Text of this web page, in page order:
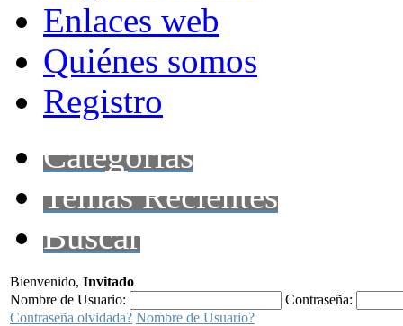
Enlaces web
Quiénes somos
Registro
Categorías
Temas Recientes
Buscar
Bienvenido, Invitado
Nombre de Usuario:
Contraseña:
Contraseña olvidada? Nombre de Usuario?